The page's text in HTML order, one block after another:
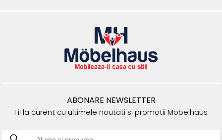
ABONARE NEWSLETTER
Fii la curent cu ultimele noutati si promotii Mobelhaus